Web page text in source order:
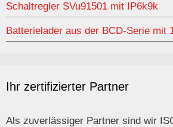
Schaltregler SVu91501 mit IP6k9k
Batterielader aus der BCD-Serie mit
Ihr zertifizierter Partner
Als zuverlässiger Partner sind wir